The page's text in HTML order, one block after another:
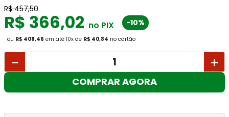
R$ 457,50
R$ 366,02 no PIX -10%
ou R$ 408,46 em até 10x de R$ 40,84 no cartão
＋
－
COMPRAR AGORA